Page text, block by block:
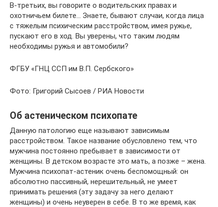
В-третьих, вы говорите о водительских правах и
охотничьем билете… Знаете, бывают случаи, когда лица
с тяжелым психическим расстройством, имея ружье,
пускают его в ход. Вы уверены, что таким людям
необходимы ружья и автомобили?
ФГБУ «ГНЦ ССП им В.П. Сербского»
Фото: Григорий Сысоев / РИА Новости
Об астеническом психопате
Данную патологию еще называют зависимым
расстройством. Такое название обусловлено тем, что
мужчина постоянно пребывает в зависимости от
женщины. В детском возрасте это мать, а позже – жена.
Мужчина психопат-астеник очень беспомощный: он
абсолютно пассивный, нерешительный, не умеет
принимать решения (эту задачу за него делают
женщины) и очень неуверен в себе. В то же время, как